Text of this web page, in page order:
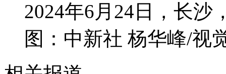
2024年6月24日，长沙
图：中新社 杨华峰/视